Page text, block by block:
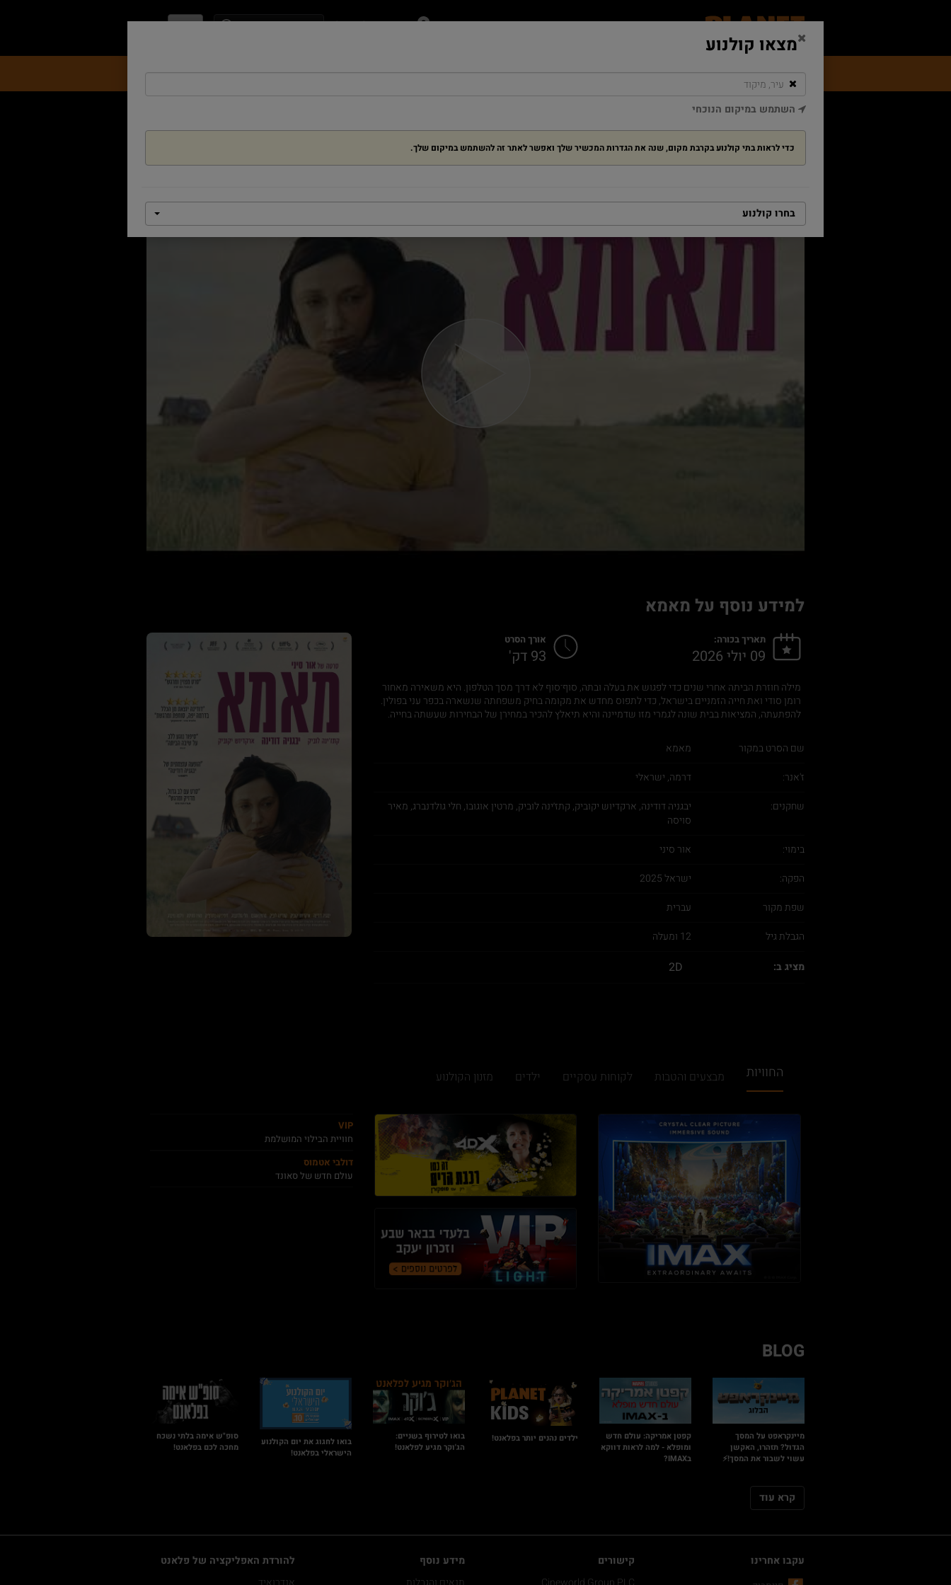
בחירת הקולנוע שלי IL
מה בקולנוע מבצעים ופעילויות מזנון ילדים בלוג מנויים ומתנות אירועים דרושים
דף הבית מאמא
מאמא
למידע נוסף על מאמא
תאריך בכורה:
09 יולי 2026
אורך הסרט
93 דק'
מילה חוזרת הביתה אחרי שנים כדי לפגוש את בעלה ובתה, סוף־סוף לא דרך מסך הטלפון. היא משאירה מאחור
רומן סודי ואת חייה הזמניים בישראל, כדי לתפוס מחדש את מקומה בחיק משפחתה שנשארה בכפר עני בפולין.
להפתעתה, המציאות בבית שונה לגמרי מזו שדמיינה והיא תיאלץ להכיר במחירן של הבחירות שעשתה בחייה.
שם הסרט במקור
מאמא
ז'אנר:
דרמה, ישראלי
שחקנים:
יבגניה דודינה, ארקדיוש יקוביק, קתז׳ינה לוביק, מרטין אוגובו, חלי גולדנברג, מאיר
סויסה
בימוי:
אור סיני
הפקה:
ישראל 2025
שפת מקור
עברית
הגבלת גיל
12 ומעלה
מציג ב: 2D
החוויות מבצעים והטבות לקוחות עסקיים ילדים מזנון הקולנוע
VIP
חוויית הבילוי המושלמת
דולבי אטמוס
עולם חדש של סאונד
BLOG
מיינקראפט על המסך
הגדול? תזהרו, האקשן
עשוי לשבור את המסך!⚡
קפטן אמריקה: עולם חדש
ומופלא - למה לראות דווקא
בIMAX?
ילדים נהנים יותר בפלאנט!
בואו לטירוף בשניים:
הג'וקר מגיע לפלאנט!
בואו לחגוג את יום הקולנוע
הישראלי בפלאנט!
סופ"ש אימה בלתי נשכח
מחכה לכם בפלאנט!
קרא עוד
עקבו אחרינו
קישורים
מידע נוסף
להורדת האפליקציה של פלאנט
מצאו קולנוע
השתמש במיקום הנוכחי
כדי לראות בתי קולנוע בקרבת מקום, שנה את הגדרות המכשיר שלך ואפשר לאתר זה להשתמש במיקום שלך.
בחרו קולנוע